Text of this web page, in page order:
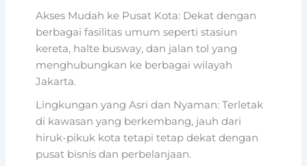
Akses Mudah ke Pusat Kota: Dekat dengan
berbagai fasilitas umum seperti stasiun
kereta, halte busway, dan jalan tol yang
menghubungkan ke berbagai wilayah
Jakarta.
Lingkungan yang Asri dan Nyaman: Terletak
di kawasan yang berkembang, jauh dari
hiruk-pikuk kota tetapi tetap dekat dengan
pusat bisnis dan perbelanjaan.